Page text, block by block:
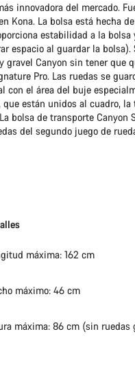
innovadora del mercado.
Kona. La bolsa está hecha
estabilidad a la bolsa
espacio al guardar la
gravel Canyon sin tener que
Pro. Las ruedas se
el área del buje
que están unidos al cuadro,
bolsa de transporte Canyon
del segundo juego de
máxima: 162 cm
máximo: 46 cm
máxima: 86 cm (sin ruedas